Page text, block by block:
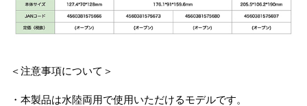
＜注意事項について＞
・本製品は水陸両用で使用いただけるモデルです。